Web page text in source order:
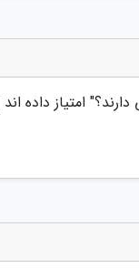
" امتیاز داده